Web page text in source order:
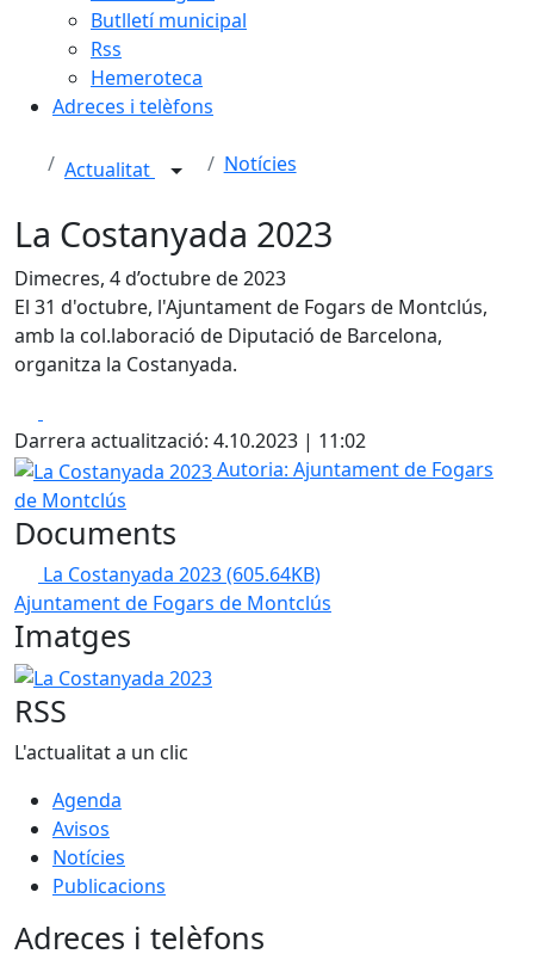
Butlletí municipal
Rss
Hemeroteca
Adreces i telèfons
Actualitat Notícies
La Costanyada 2023
Dimecres, 4 d’octubre de 2023
El 31 d'octubre, l'Ajuntament de Fogars de Montclús,
amb la col.laboració de Diputació de Barcelona,
organitza la Costanyada.
Darrera actualització: 4.10.2023 | 11:02
La Costanyada 2023
Autoria: Ajuntament de Fogars
de Montclús
Documents
La Costanyada 2023(605.64KB)
Ajuntament de Fogars de Montclús
Imatges
La Costanyada 2023
RSS
L'actualitat a un clic
Agenda
Avisos
Notícies
Publicacions
Adreces i telèfons